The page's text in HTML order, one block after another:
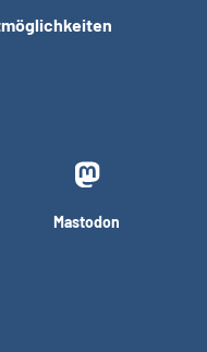
Mastodon